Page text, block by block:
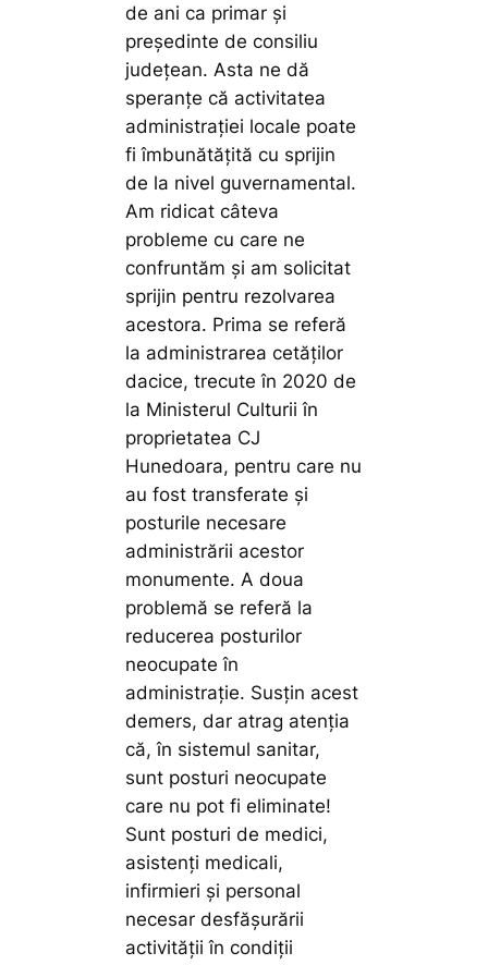
de ani ca primar și
președinte de consiliu
județean. Asta ne dă
speranțe că activitatea
administrației locale poate
fi îmbunătățită cu sprijin
de la nivel guvernamental.
Am ridicat câteva
probleme cu care ne
confruntăm și am solicitat
sprijin pentru rezolvarea
acestora. Prima se referă
la administrarea cetăților
dacice, trecute în 2020 de
la Ministerul Culturii în
proprietatea CJ
Hunedoara, pentru care nu
au fost transferate și
posturile necesare
administrării acestor
monumente. A doua
problemă se referă la
reducerea posturilor
neocupate în
administrație. Susțin acest
demers, dar atrag atenția
că, în sistemul sanitar,
sunt posturi neocupate
care nu pot fi eliminate!
Sunt posturi de medici,
asistenți medicali,
infirmieri și personal
necesar desfășurării
activității în condiții